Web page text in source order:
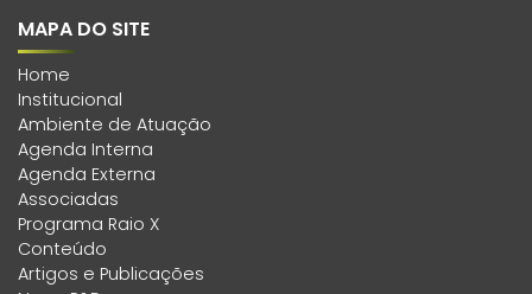
MAPA DO SITE
Home
Institucional
Ambiente de Atuação
Agenda Interna
Agenda Externa
Associadas
Programa Raio X
Conteúdo
Artigos e Publicações